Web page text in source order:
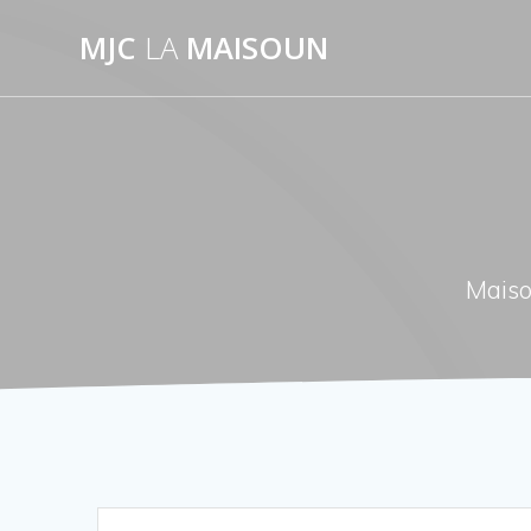
MJC LA MAISOUN